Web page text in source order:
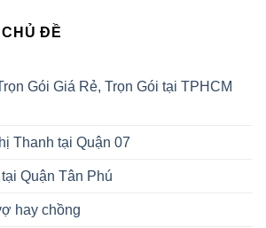
ĐỀ
Gói Giá Rẻ, Trọn Gói tại TPHCM
Thanh tại Quận 07
Quận Tân Phú
hay chồng